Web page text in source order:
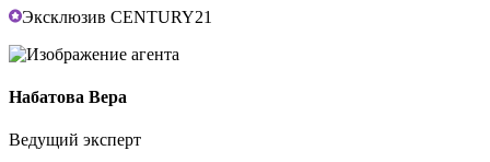
Эксклюзив CENTURY21
Набатова Вера
Ведущий эксперт